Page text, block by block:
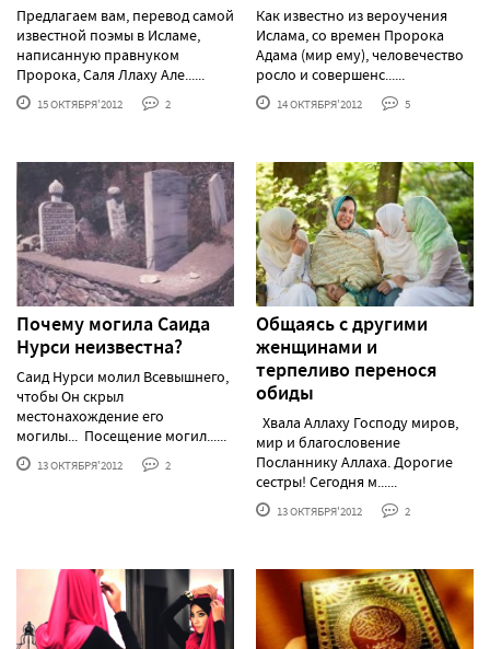
Предлагаем вам, перевод самой
известной поэмы в Исламе,
написанную правнуком
Пророка, Саля Ллаху Але......
15 ОКТЯБРЯ'2012 2
Как известно из вероучения
Ислама, со времен Пророка
Адама (мир ему), человечество
росло и совершенс......
14 ОКТЯБРЯ'2012 5
Почему могила Саида
Нурси неизвестна?
Саид Нурси молил Всевышнего,
чтобы Он скрыл
местонахождение его
могилы... Посещение могил......
13 ОКТЯБРЯ'2012 2
Общаясь с другими
женщинами и
терпеливо перенося
обиды
Хвала Аллаху Господу миров,
мир и благословение
Посланнику Аллаха. Дорогие
сестры! Сегодня м......
13 ОКТЯБРЯ'2012 2